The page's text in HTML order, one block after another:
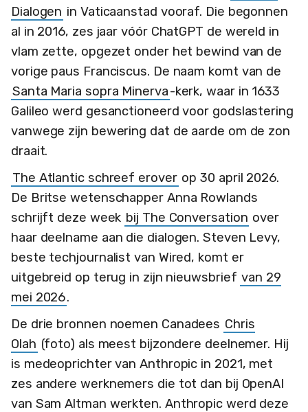
Dialogen in Vaticaanstad vooraf. Die begonnen
al in 2016, zes jaar vóór ChatGPT de wereld in
vlam zette, opgezet onder het bewind van de
vorige paus Franciscus. De naam komt van de
Santa Maria sopra Minerva-kerk, waar in 1633
Galileo werd gesanctioneerd voor godslastering
vanwege zijn bewering dat de aarde om de zon
draait.
The Atlantic schreef erover op 30 april 2026.
De Britse wetenschapper Anna Rowlands
schrijft deze week bij The Conversation over
haar deelname aan die dialogen. Steven Levy,
beste techjournalist van Wired, komt er
uitgebreid op terug in zijn nieuwsbrief van 29
mei 2026.
De drie bronnen noemen Canadees Chris
Olah (foto) als meest bijzondere deelnemer. Hij
is medeoprichter van Anthropic in 2021, met
zes andere werknemers die tot dan bij OpenAI
van Sam Altman werkten. Anthropic werd deze